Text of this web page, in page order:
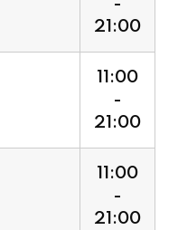
11:00
-
21:00
11:00
-
21:00
11:00
-